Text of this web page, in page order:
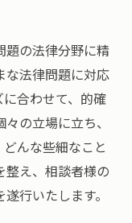
題の法律分野に精
な法律問題に対応
合わせて、的確
の立場に立ち、
んな些細なこと
整え、相談者様の
行いたします。